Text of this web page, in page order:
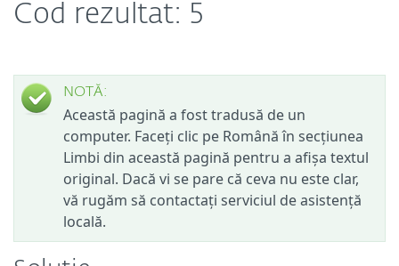
Cod rezultat: 5
NOTĂ:
Această pagină a fost tradusă de un
computer. Faceți clic pe Română în secțiunea
Limbi din această pagină pentru a afișa textul
original. Dacă vi se pare că ceva nu este clar,
vă rugăm să contactați serviciul de asistență
locală.